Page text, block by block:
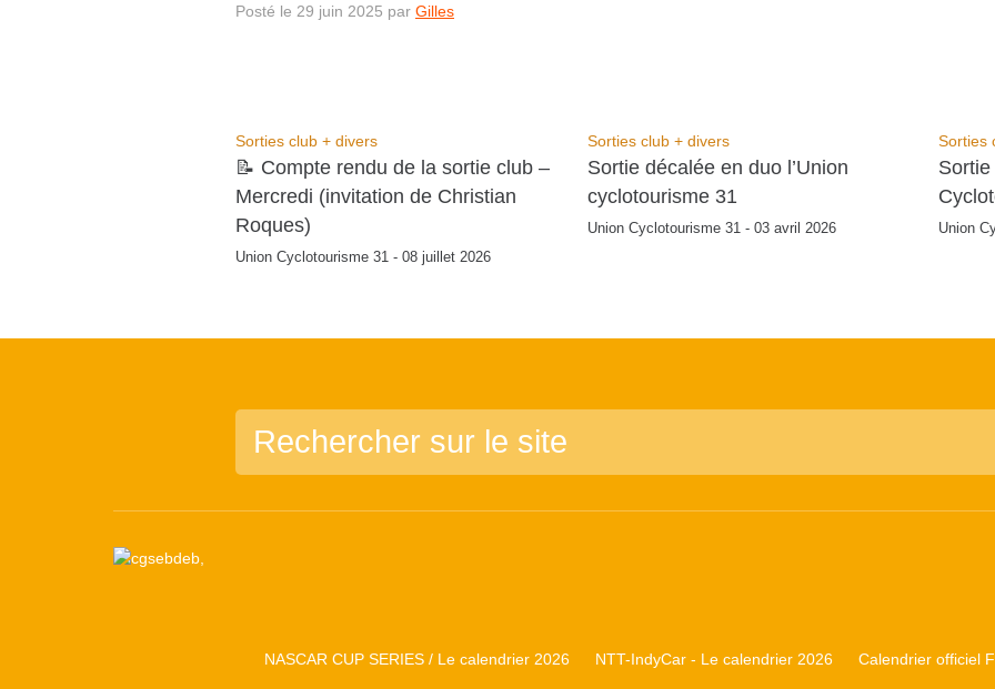
Posté le 29 juin 2025 par Gilles
Sorties club + divers
📝 Compte rendu de la sortie club –
Mercredi (invitation de Christian
Roques)
Union Cyclotourisme 31 - 08 juillet 2026
Sorties club + divers
Sortie décalée en duo l’Union
cyclotourisme 31
Union Cyclotourisme 31 - 03 avril 2026
Sorties
Sortie
Union
NASCAR CUP SERIES / Le calendrier 2026 NTT-IndyCar - Le calendrier 2026 Calendrier officiel